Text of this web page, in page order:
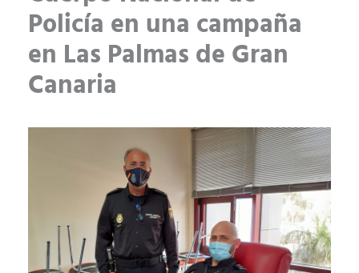
Policía en una campaña
en Las Palmas de Gran
Canaria